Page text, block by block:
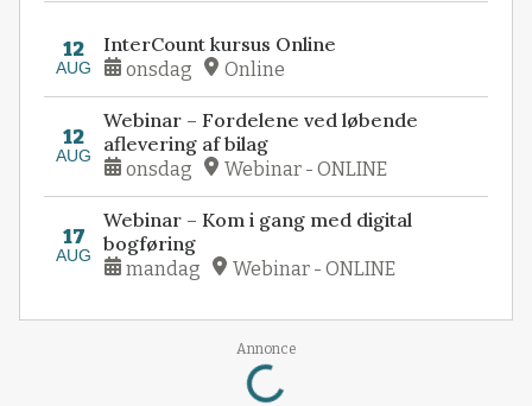
12
AUG
InterCount kursus Online
onsdag Online
12
AUG
Webinar – Fordelene ved løbende
aflevering af bilag
onsdag Webinar - ONLINE
17
AUG
Webinar – Kom i gang med digital
bogføring
mandag Webinar - ONLINE
Annonce
Loading...